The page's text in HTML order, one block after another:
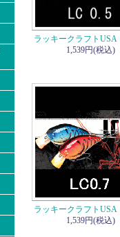
ラッキークラフト
1,539円(税込)
ラッキークラフト
1,539円(税込)